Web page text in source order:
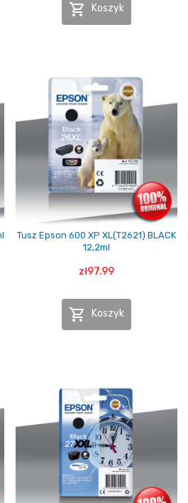
 Koszyk
Tusz Epson 600 XP XL(T2621) BLACK
12,2ml
zł97.99
 Koszyk